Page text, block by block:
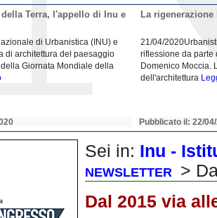
Terra, l'appello di Inu e
di Urbanistica (INU) e
di architettura del paesaggio
Giornata Mondiale della
La
21/04/
riflessione da parte
Domenico Moccia.
dell'architettura
Pubblicato il: 22/
Sei in: Inu -
NEWSLETTER
>
Dal 2015 via